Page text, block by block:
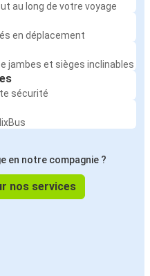
au long de votre voyage
en déplacement
jambes et sièges inclinables
sécurité
en notre compagnie ?
nos services